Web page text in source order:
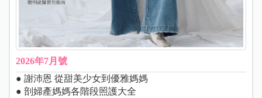
2026年7月號
● 謝沛恩 從甜美少女到優雅媽媽
● 剖婦產媽媽各階段照護大全